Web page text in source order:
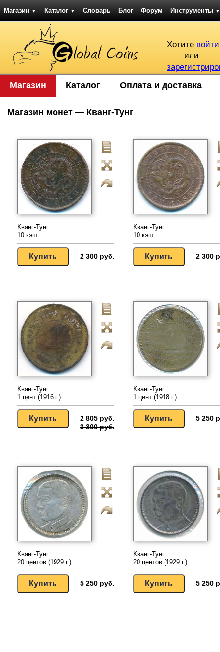
Магазин ▼ Каталог ▼ Словарь Блог Форум Инструменты ▼
Хотите
или
Магазин Каталог Оплата и доставка
Магазин монет — Кванг-Тунг
Кванг-Тунг
10 кэш
2 300 руб.
Кванг-Тунг
10 кэш
2 300
Кванг-Тунг
1 цент (1916 г.)
2 805 руб.
3 300 руб.
Кванг-Тунг
1 цент (1918 г.)
5 250
Кванг-Тунг
20 центов (1929 г.)
5 250 руб.
Кванг-Тунг
20 центов (1929 г.)
5 250